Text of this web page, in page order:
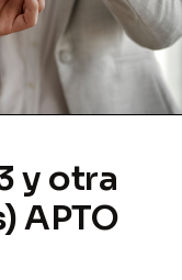
y otra
APTO